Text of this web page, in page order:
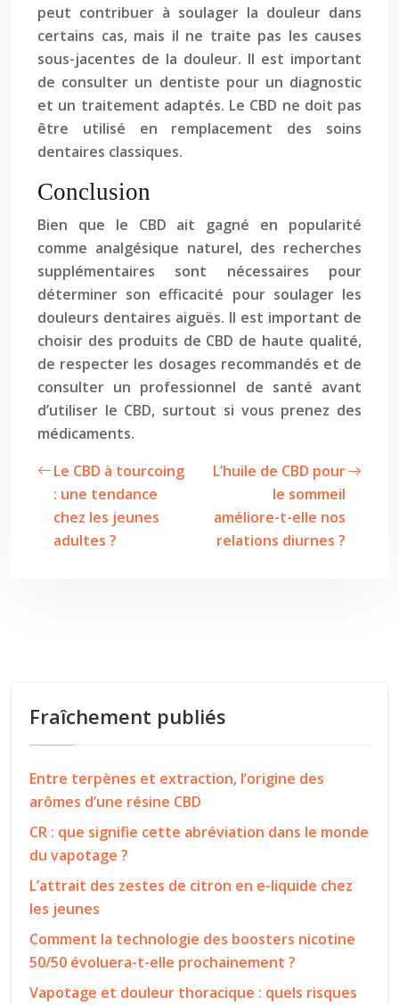
peut contribuer à soulager la douleur dans
certains cas, mais il ne traite pas les causes
sous-jacentes de la douleur. Il est important
de consulter un dentiste pour un diagnostic
et un traitement adaptés. Le CBD ne doit pas
être utilisé en remplacement des soins
dentaires classiques.
Conclusion
Bien que le CBD ait gagné en popularité
comme analgésique naturel, des recherches
supplémentaires sont nécessaires pour
déterminer son efficacité pour soulager les
douleurs dentaires aiguës. Il est important de
choisir des produits de CBD de haute qualité,
de respecter les dosages recommandés et de
consulter un professionnel de santé avant
d’utiliser le CBD, surtout si vous prenez des
médicaments.
Le CBD à tourcoing
: une tendance
chez les jeunes
adultes ?
L’huile de CBD pour
le sommeil
améliore-t-elle nos
relations diurnes ?
Fraîchement publiés
Entre terpènes et extraction, l’origine des
arômes d’une résine CBD
CR : que signifie cette abréviation dans le monde
du vapotage ?
L’attrait des zestes de citron en e-liquide chez
les jeunes
Comment la technologie des boosters nicotine
50/50 évoluera-t-elle prochainement ?
Vapotage et douleur thoracique : quels risques